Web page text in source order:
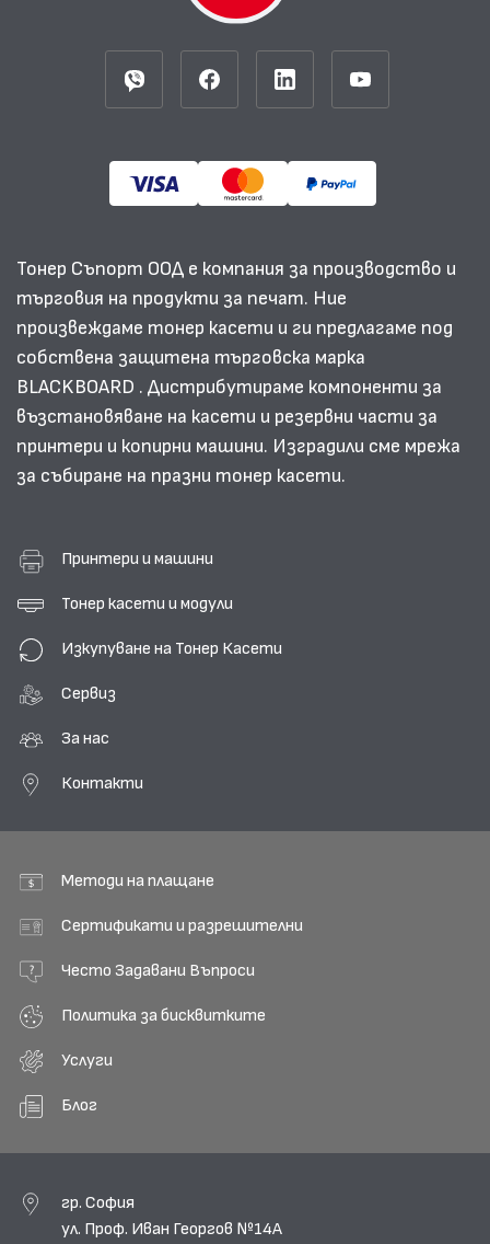
Тонер Съпорт ООД е компания за производство и
търговия на продукти за печат. Ние
произвеждаме тонер касети и ги предлагаме под
собствена защитена търговска марка
BLACKBOARD . Дистрибутираме компоненти за
възстановяване на касети и резервни части за
принтери и копирни машини. Изградили сме мрежа
за събиране на празни тонер касети.
Принтери и машини
Тонер касети и модули
Изкупуване на Тонер Касети
Сервиз
За нас
Контакти
Методи на плащане
Сертификати и разрешителни
Често Задавани Въпроси
Политика за бисквитките
Услуги
Блог
гр. София
ул. Проф. Иван Георгов №14А